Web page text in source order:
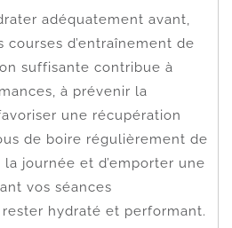
adéquatement avant,
courses d’entraînement de
suffisante contribue à
à prévenir la
une récupération
de boire régulièrement de
la journée et d’emporter une
vos séances
hydraté et performant.